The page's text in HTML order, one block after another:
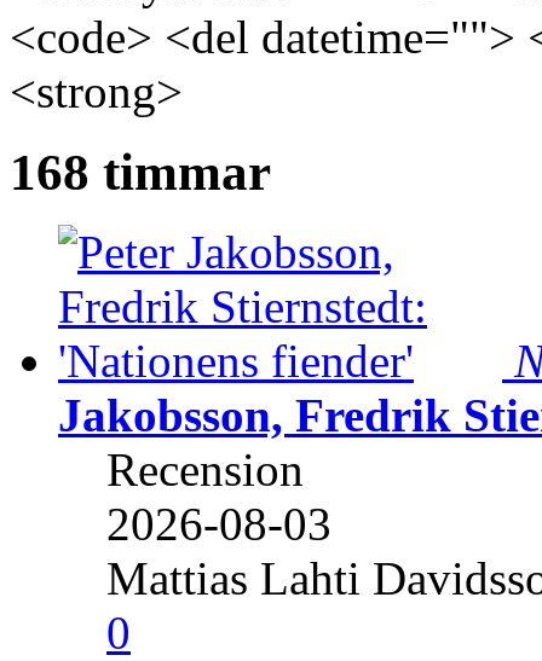
<code> <del
<strong>
168 timmar
Jakobsson, Fredrik
Recension
2026-08-03
Mattias Lahti
0